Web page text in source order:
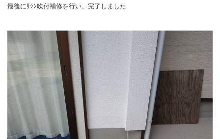
最後にﾘｼﾝ吹付補修を行い、完了しました